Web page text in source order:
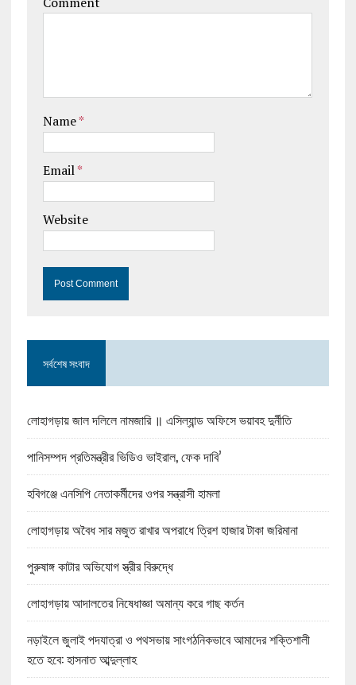
Name*
Email*
Website
সর্বশেষ সংবাদ
লোহাগড়ায় জাল দলিলে নামজারি ॥ এসিল্যান্ড অফিসে ভয়াবহ দুর্নীতি
পানিসম্পদ প্রতিমন্ত্রীর ভিডিও ভাইরাল, ফেক দাবি’
হবিগঞ্জে এনসিপি নেতাকর্মীদের ওপর সন্ত্রাসী হামলা
লোহাগড়ায় অবৈধ সার মজুত রাখার অপরাধে ত্রিশ হাজার টাকা জরিমানা
পুরুষাঙ্গ কাটার অভিযোগ স্ত্রীর বিরুদ্ধে
লোহাগড়ায় আদালতের নিষেধাজ্ঞা অমান্য করে গাছ কর্তন
নড়াইলে জুলাই পদযাত্রা ও পথসভায় সাংগঠনিকভাবে আমাদের শক্তিশালী
হতে হবে: হাসনাত আব্দুল্লাহ